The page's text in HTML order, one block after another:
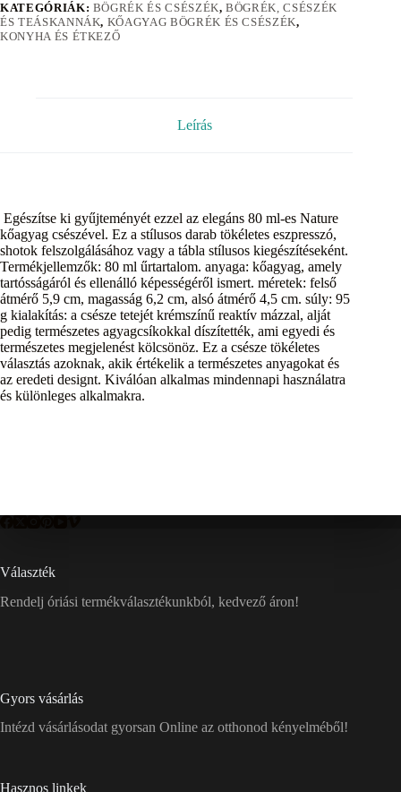
KATEGÓRIÁK: BÖGRÉK ÉS CSÉSZÉK,BÖGRÉK, CSÉSZÉK
ÉS TEÁSKANNÁK, KŐAGYAG BÖGRÉK ÉS CSÉSZÉK,
KONYHA ÉS ÉTKEZŐ
Leírás
Egészítse ki gyűjteményét ezzel az elegáns 80 ml-es Nature
kőagyag csészével. Ez a stílusos darab tökéletes eszpresszó,
shotok felszolgálásához vagy a tábla stílusos kiegészítéseként.
Termékjellemzők: 80 ml űrtartalom. anyaga: kőagyag, amely
tartósságáról és ellenálló képességéről ismert. méretek: felső
átmérő 5,9 cm, magasság 6,2 cm, alsó átmérő 4,5 cm. súly: 95
g kialakítás: a csésze tetejét krémszínű reaktív mázzal, alját
pedig természetes agyagcsíkokkal díszítették, ami egyedi és
természetes megjelenést kölcsönöz. Ez a csésze tökéletes
választás azoknak, akik értékelik a természetes anyagokat és
az eredeti designt. Kiválóan alkalmas mindennapi használatra
és különleges alkalmakra.
Választék
Rendelj óriási termékválasztékunkból, kedvező áron!
Gyors vásárlás
Intézd vásárlásodat gyorsan Online az otthonod kényelméből!
Hasznos linkek